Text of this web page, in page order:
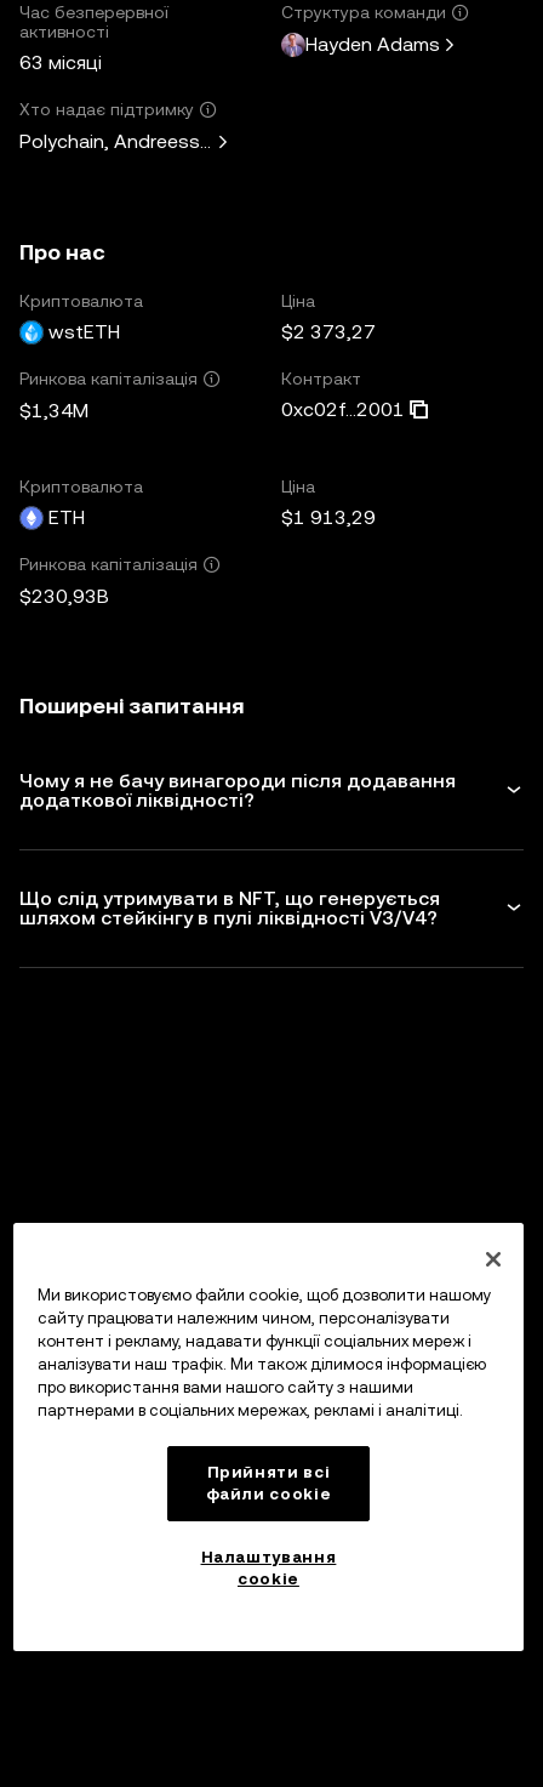
Час безперервної
активності
63 місяці
Структура команди
Hayden Adams
Хто надає підтримку
Polychain, Andreessen Horowitz, Paradigm, Variant Fund,
Про нас
Криптовалюта
wstETH
Ціна
$2 373,27
Ринкова капіталізація
$1,34M
Контракт
0xc02f...2001
Криптовалюта
ETH
Ціна
$1 913,29
Ринкова капіталізація
$230,93B
Поширені запитання
Чому я не бачу винагороди після додавання
додаткової ліквідності?
Що слід утримувати в NFT, що генерується
шляхом стейкінгу в пулі ліквідності V3/V4?
Ми використовуємо файли cookie, щоб дозволити нашому
сайту працювати належним чином, персоналізувати
контент і рекламу, надавати функції соціальних мереж і
аналізувати наш трафік. Ми також ділимося інформацією
про використання вами нашого сайту з нашими
партнерами в соціальних мережах, рекламі і аналітиці.
Прийняти всі
файли сookie
Налаштування
cookie